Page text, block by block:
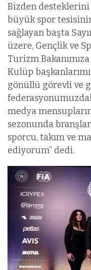
Bizden
büyük spor tesisinin
sağlayan başta
üzere, Gençlik ve
Turizm
Kulüp
gönüllü görevli ve
medya
sezonunda
sporcu, takım ve
ediyorum” dedi.